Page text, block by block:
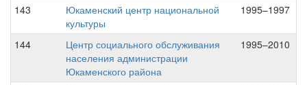
143
Юкаменский центр национальной
культуры
1995–1997
144
Центр социального обслуживания
населения администрации
Юкаменского района
1995–2010